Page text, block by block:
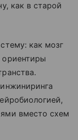
как в старой
как мозг
ориентиры
вместо схем